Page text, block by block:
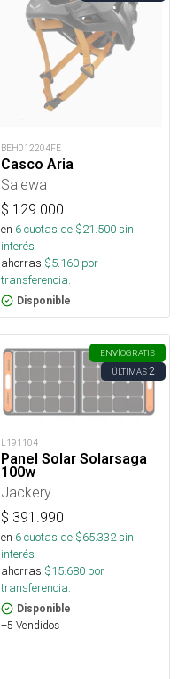
BEH012204FE
Casco Aria
Salewa
$ 129.000
en 6cuotas de $21.500sin
interés
ahorras $5.160 por
transferencia.
Disponible
ENVÍOGRATIS
ÚLTIMAS2
L191104
Panel Solar Solarsaga
100w
Jackery
$ 391.990
en 6cuotas de $65.332sin
interés
ahorras $15.680 por
transferencia.
Disponible
+5 Vendidos